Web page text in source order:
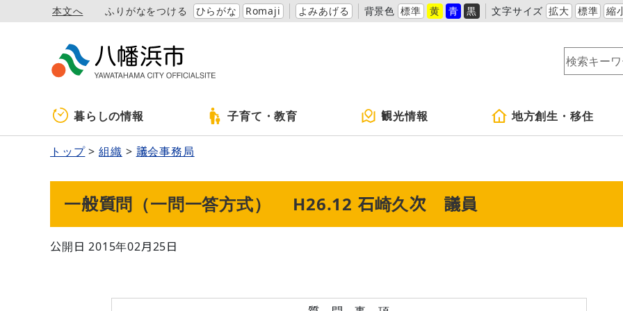
本文へ ふりがなをつける ひらがな Romaji よみあげる 背景色 標準 黄 青 黒 文字サイズ 拡大 標準 縮
暮らしの情報 子育て・教育 観光情報 地方創生・移住
トップ 組織 議会事務局
一般質問（一問一答方式） H26.12 石崎久次 議員
公開日 2015年02月25日